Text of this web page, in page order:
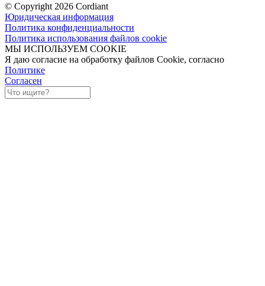
© Copyright 2026 Cordiant
Юридическая информация
Политика конфиденциальности
Политика использования файлов cookie
МЫ ИСПОЛЬЗУЕМ COOKIE
Я даю согласие на обработку файлов Cookie, согласно
Политике
Согласен